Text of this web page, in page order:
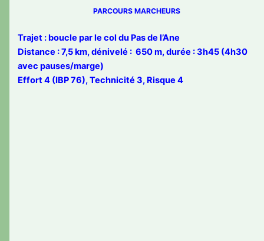
PARCOURS MARCHEURS
Trajet : boucle par le col du Pas de l’Ane
Distance : 7,5 km, dénivelé : 650 m, durée : 3h45 (4h30
avec pauses/marge)
Effort 4 (IBP 76), Technicité 3, Risque 4